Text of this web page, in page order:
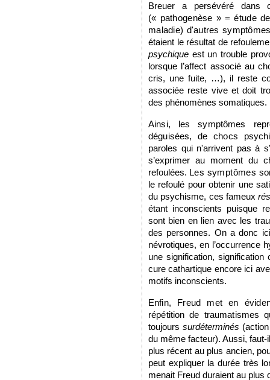
Breuer a persévéré dans
(« pathogenèse » = étude
maladie) d'autres
étaient le résultat de
psychique est un trouble
lorsque l’affect associé au
cris, une fuite, …), il reste
associée reste vive et doit
des phénomènes somatiques.
Ainsi, les symptômes
déguisées, de chocs
paroles qui n'arrivent pas à
s’exprimer au moment du
refoulées. Les symptômes
le refoulé pour obtenir une
du psychisme, ces fameux
étant inconscients puisque
sont bien en lien avec les
des personnes. On a donc
névrotiques, en l’occurrence
une signification,
cure cathartique encore ici
motifs inconscients.
Enfin, Freud met en
répétition de traumatismes
toujours surdéterminés
du même facteur). Aussi,
plus récent au plus ancien,
peut expliquer la durée très
menait Freud duraient au plus